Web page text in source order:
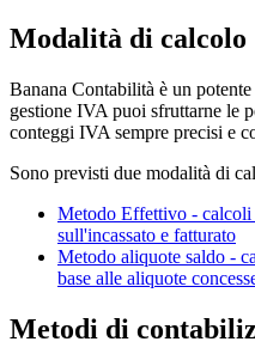
Modalità di calcolo
Banana Contabilità è un
gestione IVA puoi sfruttarne le
conteggi IVA sempre precisi e
Sono previsti due modalità di
Metodo Effettivo -
sull'incassato e fatturato
Metodo aliquote saldo -
base alle aliquote
Metodi di